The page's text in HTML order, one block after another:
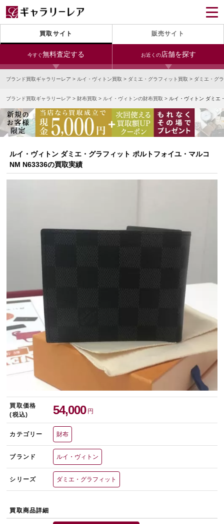
買取サイト 販売サイト
今すぐ無料査定する お近くの店舗を探す
24時間受付（対応時間10:00～19:00）
宅配買取を申し込む
無料の宅配キットをお届けします
今すぐ電話査定
受付時間 10:00～19:00
銀座本店 青山表参道店 新宿東口店
小田急新宿店 LAB東京 名古屋大須店
なんば店
宅配買取を申し込む
ブランド買取ギャラリーレア > ルイ・ヴィトン買取 > ダミエ・グラフィット買取 > ダミエ・グ
ブランド買取ギャラリーレア > 財布買取 > ルイ・ヴィトンの財布買取 > ルイ・ヴィトン ダミエ
ルイ・ヴィトン ダミエ・グラフィット ポルトフォイユ・マルコ
NM N63336の買取実績
買取価格
(税込)
54,000 円
カテゴリー 財布
ブランド ルイ・ヴィトン
シリーズ ダミエ・グラフィット
買取商品詳細